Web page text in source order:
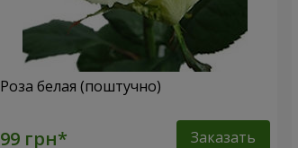
Роза белая (поштучно)
Заказать